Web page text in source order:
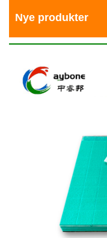
Nye produkter